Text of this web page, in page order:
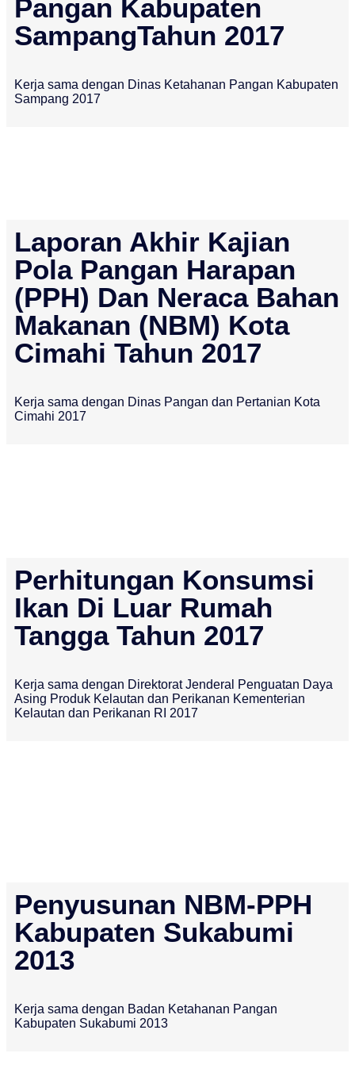
Pangan Kabupaten
SampangTahun 2017
Kerja sama dengan Dinas Ketahanan Pangan Kabupaten
Sampang 2017
Laporan Akhir Kajian
Pola Pangan Harapan
(PPH) Dan Neraca Bahan
Makanan (NBM) Kota
Cimahi Tahun 2017
Kerja sama dengan Dinas Pangan dan Pertanian Kota
Cimahi 2017
Perhitungan Konsumsi
Ikan Di Luar Rumah
Tangga Tahun 2017
Kerja sama dengan Direktorat Jenderal Penguatan Daya
Asing Produk Kelautan dan Perikanan Kementerian
Kelautan dan Perikanan RI 2017
Penyusunan NBM-PPH
Kabupaten Sukabumi
2013
Kerja sama dengan Badan Ketahanan Pangan
Kabupaten Sukabumi 2013